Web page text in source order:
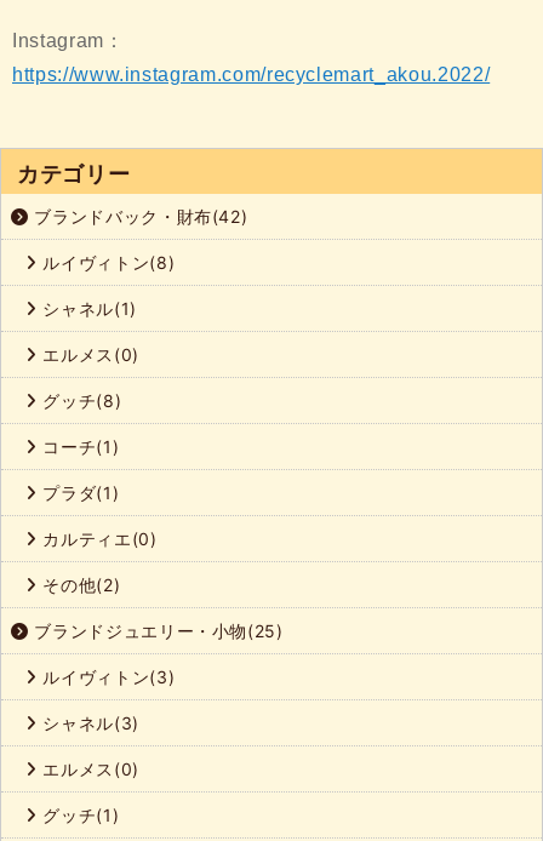
Instagram：
https://www.instagram.com/recyclemart_akou.2022/
カテゴリー
ブランドバック・財布(42)
ルイヴィトン(8)
シャネル(1)
エルメス(0)
グッチ(8)
コーチ(1)
プラダ(1)
カルティエ(0)
その他(2)
ブランドジュエリー・小物(25)
ルイヴィトン(3)
シャネル(3)
エルメス(0)
グッチ(1)